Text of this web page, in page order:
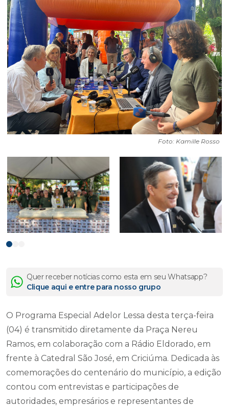
Foto: Kamille Rosso
Quer receber notícias como esta em seu Whatsapp?
Clique aqui e entre para nosso grupo
O Programa Especial Adelor Lessa desta terça-feira
(04) é transmitido diretamente da Praça Nereu
Ramos, em colaboração com a Rádio Eldorado, em
frente à Catedral São José, em Criciúma. Dedicada às
comemorações do centenário do município, a edição
contou com entrevistas e participações de
autoridades, empresários e representantes de